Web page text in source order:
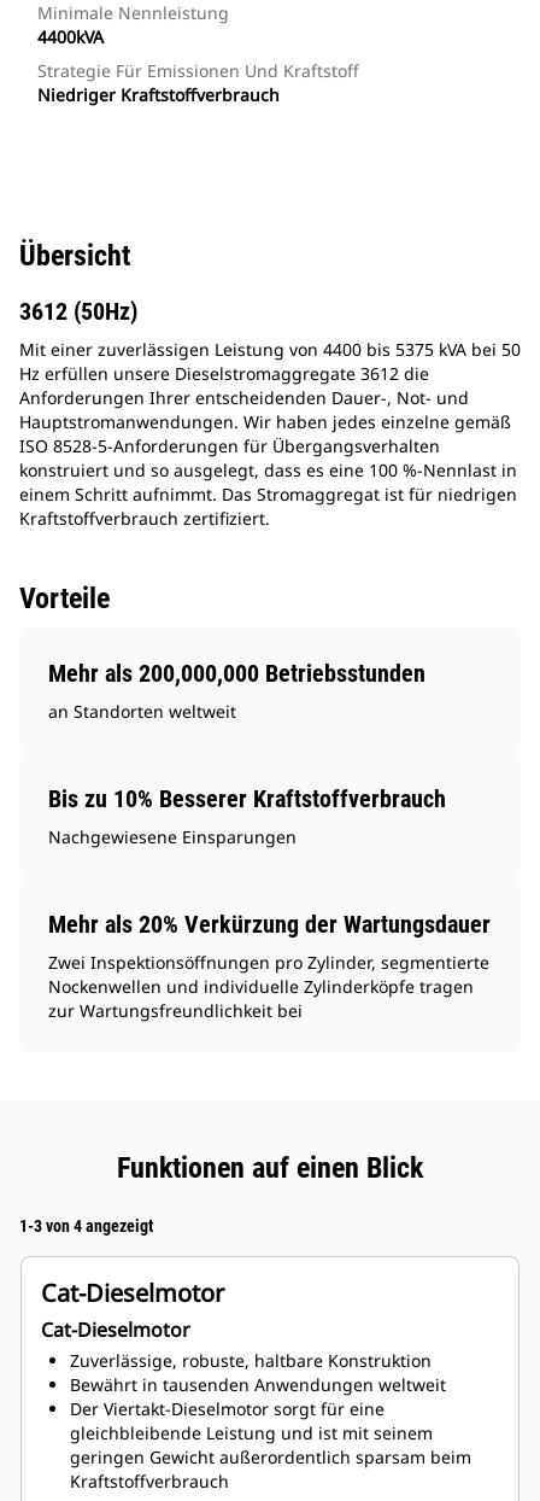
Minimale Nennleistung
4400kVA
Strategie Für Emissionen Und Kraftstoff
Niedriger Kraftstoffverbrauch
Übersicht
3612 (50Hz)
Mit einer zuverlässigen Leistung von 4400 bis 5375 kVA bei 50
Hz erfüllen unsere Dieselstromaggregate 3612 die
Anforderungen Ihrer entscheidenden Dauer-, Not- und
Hauptstromanwendungen. Wir haben jedes einzelne gemäß
ISO 8528-5-Anforderungen für Übergangsverhalten
konstruiert und so ausgelegt, dass es eine 100 %-Nennlast in
einem Schritt aufnimmt. Das Stromaggregat ist für niedrigen
Kraftstoffverbrauch zertifiziert.
Vorteile
Mehr als 200,000,000 Betriebsstunden
an Standorten weltweit
Bis zu 10% Besserer Kraftstoffverbrauch
Nachgewiesene Einsparungen
Mehr als 20% Verkürzung der Wartungsdauer
Zwei Inspektionsöffnungen pro Zylinder, segmentierte
Nockenwellen und individuelle Zylinderköpfe tragen
zur Wartungsfreundlichkeit bei
Funktionen auf einen Blick
1-3 von 4 angezeigt
Cat-Dieselmotor
Cat-Dieselmotor
Zuverlässige, robuste, haltbare Konstruktion
Bewährt in tausenden Anwendungen weltweit
Der Viertakt-Dieselmotor sorgt für eine
gleichbleibende Leistung und ist mit seinem
geringen Gewicht außerordentlich sparsam beim
Kraftstoffverbrauch